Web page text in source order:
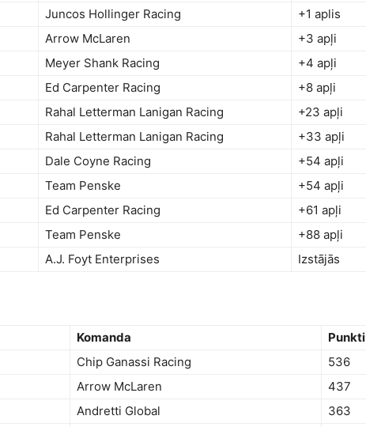
Juncos Hollinger Racing
+1 aplis
Arrow McLaren
+3 apļi
Meyer Shank Racing
+4 apļi
Ed Carpenter Racing
+8 apļi
Rahal Letterman Lanigan Racing
+23 apļi
Rahal Letterman Lanigan Racing
+33 apļi
Dale Coyne Racing
+54 apļi
Team Penske
+54 apļi
Ed Carpenter Racing
+61 apļi
Team Penske
+88 apļi
A.J. Foyt Enterprises Izstājās
Komanda
Punkti
Chip Ganassi Racing
536
Arrow McLaren
437
Andretti Global
363